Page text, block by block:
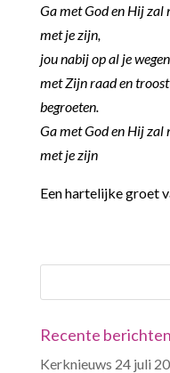
Ga met God en Hij zal
met je zijn,
jou nabij op al je
met Zijn raad en troost
begroeten.
Ga met God en Hij zal
met je zijn
Een hartelijke groet
Recente berichten
Kerknieuws 24 juli